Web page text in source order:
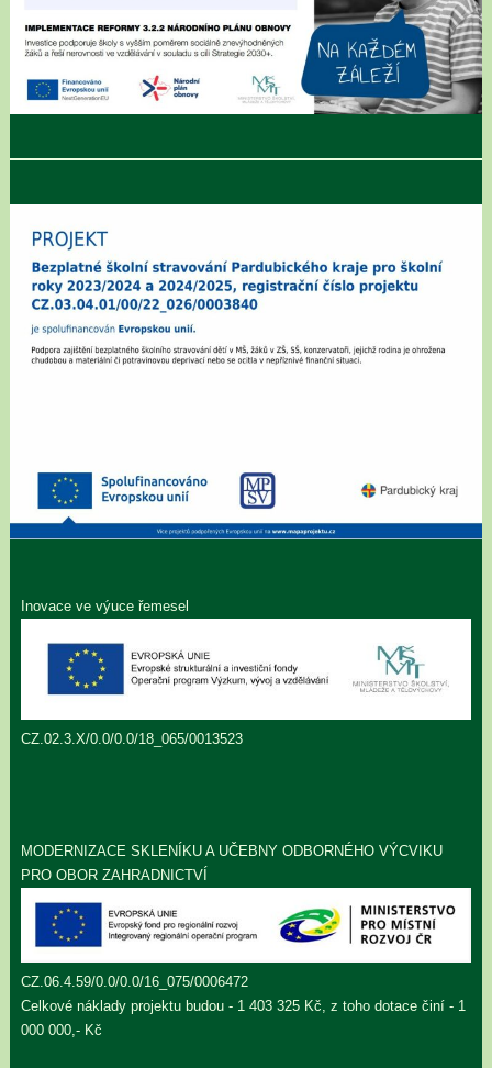
Inovace ve výuce řemesel
CZ.02.3.X/0.0/0.0/18_065/0013523
MODERNIZACE SKLENÍKU A UČEBNY ODBORNÉHO VÝCVIKU
PRO OBOR ZAHRADNICTVÍ
CZ.06.4.59/0.0/0.0/16_075/0006472
Celkové náklady projektu budou - 1 403 325 Kč, z toho dotace činí - 1
000 000,- Kč